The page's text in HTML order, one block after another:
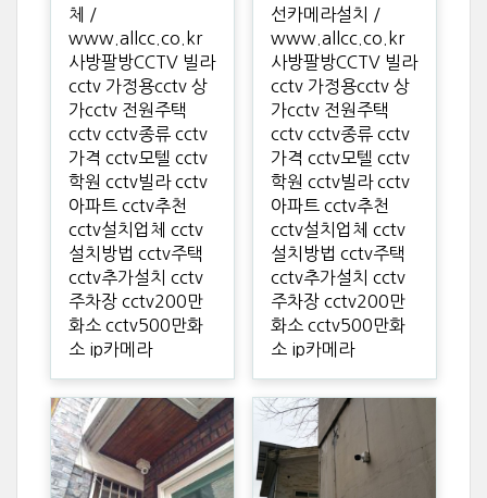
체 /
www.allcc.co.kr
사방팔방CCTV 빌라
cctv 가정용cctv 상
가cctv 전원주택
cctv cctv종류 cctv
가격 cctv모텔 cctv
학원 cctv빌라 cctv
아파트 cctv추천
cctv설치업체 cctv
설치방법 cctv주택
cctv추가설치 cctv
주차장 cctv200만
화소 cctv500만화
소 ip카메라
선카메라설치 /
www.allcc.co.kr
사방팔방CCTV 빌라
cctv 가정용cctv 상
가cctv 전원주택
cctv cctv종류 cctv
가격 cctv모텔 cctv
학원 cctv빌라 cctv
아파트 cctv추천
cctv설치업체 cctv
설치방법 cctv주택
cctv추가설치 cctv
주차장 cctv200만
화소 cctv500만화
소 ip카메라